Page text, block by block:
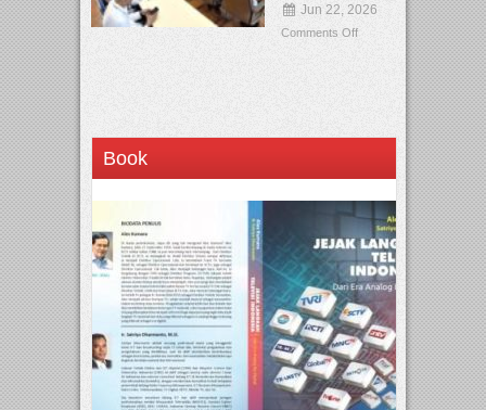
Jun 22, 2026
Comments Off
Book